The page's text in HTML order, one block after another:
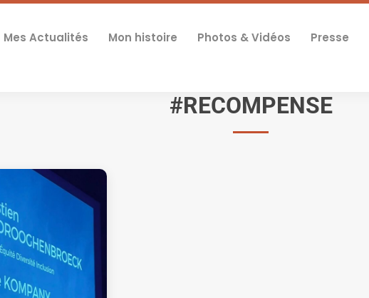
Mes Actualités Mon histoire Photos & Vidéos Presse
#RECOMPENSE